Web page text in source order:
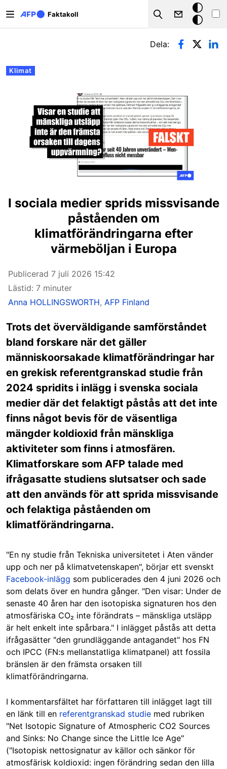
Faktakoll
Search
Mörkt
läge
Primära flikar
Klimat
Dela:
I sociala medier sprids missvisande
påståenden om
klimatförändringarna efter
värmeböljan i Europa
Publicerad 7 juli 2026 15:42
Lästid: 7 minuter
Anna HOLLINGSWORTH, AFP Finland
Trots det överväldigande samförståndet
bland forskare när det gäller
människoorsakade klimatförändringar har
en grekisk referentgranskad studie från
2024 spridits i inlägg i svenska sociala
medier där det felaktigt påstås att det inte
finns något bevis för de väsentliga
mängder koldioxid från mänskliga
aktiviteter som finns i atmosfären.
Klimatforskare som AFP talade med
ifrågasatte studiens slutsatser och sade
att den används för att sprida missvisande
och felaktiga påståenden om
klimatförändringarna.
"En ny studie från Tekniska universitetet i Aten vänder
upp och ner på klimatvetenskapen", börjar ett svenskt
Facebook-inlägg som publicerades den 4 juni 2026 och
som delats över en hundra gånger. "Den visar: Under de
senaste 40 åren har den isotopiska signaturen hos den
atmosfäriska CO₂ inte förändrats – mänskliga utsläpp
är helt enkelt inte spårbara." I inlägget påstås att detta
ifrågasätter "den grundläggande antagandet" hos FN
och IPCC (FN:s mellanstatliga klimatpanel) att fossila
bränslen är den främsta orsaken till
klimatförändringarna.
I kommentarsfältet har författaren till inlägget lagt till
en länk till en referentgranskad studie med rubriken
"Net Isotopic Signature of Atmospheric CO2 Sources
and Sinks: No Change since the Little Ice Age"
("Isotopisk nettosignatur av källor och sänkor för
atmosfärisk koldioxid: ingen förändring sedan den lilla